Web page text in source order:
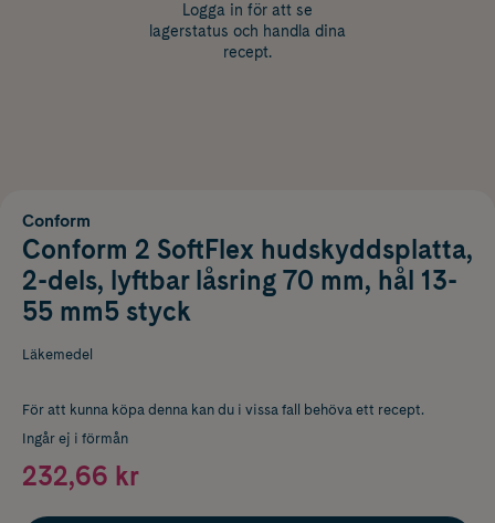
Logga in för att se
lagerstatus och handla dina
recept.
Conform
Conform 2 SoftFlex hudskyddsplatta,
2-dels, lyftbar låsring 70 mm, hål 13-
55 mm5 styck
Läkemedel
För att kunna köpa denna kan du i vissa fall behöva ett recept.
Ingår ej i förmån
232,66 kr